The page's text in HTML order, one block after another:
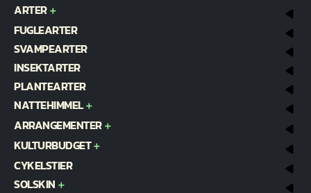
ARTER
FUGLEARTER
SVAMPEARTER
INSEKTARTER
PLANTEARTER
NATTEHIMMEL
ARRANGEMENTER
KULTURBUDGET
CYKELSTIER
SOLSKIN